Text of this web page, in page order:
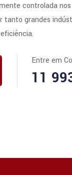
controlada
tanto grandes
Entre em
11